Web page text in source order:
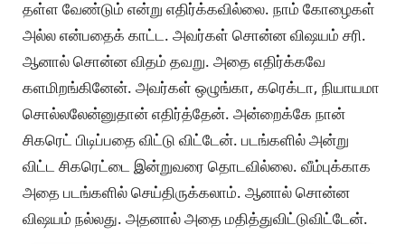
தள்ள வேண்டும் என்று எதிர்க்கவில்லை. நாம் கோழைகள்
அல்ல என்பதைக் காட்ட. அவர்கள் சொன்ன விஷயம் சரி.
ஆனால் சொன்ன விதம் தவறு. அதை எதிர்க்கவே
களமிறங்கினேன். அவர்கள் ஒழுங்கா, கரெக்டா, நியாயமா
சொல்லலேன்னுதான் எதிர்த்தேன். அன்றைக்கே நான்
சிகரெட் பிடிப்பதை விட்டு விட்டேன். படங்களில் அன்று
விட்ட சிகரெட்டை இன்றுவரை தொடவில்லை. வீம்புக்காக
அதை படங்களில் செய்திருக்கலாம். ஆனால் சொன்ன
விஷயம் நல்லது. அதனால் அதை மதித்துவிட்டுவிட்டேன்.